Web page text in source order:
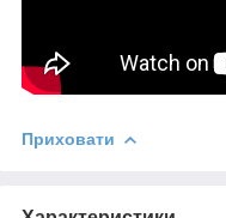
Приховати